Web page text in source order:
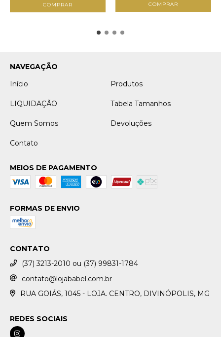
COMPRAR COMPRAR
NAVEGAÇÃO
Início
Produtos
LIQUIDAÇÃO Tabela Tamanhos
Quem Somos Devoluções
Contato
MEIOS DE PAGAMENTO
FORMAS DE ENVIO
CONTATO
(37) 3213-2010 ou (37) 99831-1784
contato@lojababel.com.br
RUA GOIÁS, 1045 - LOJA. CENTRO, DIVINÓPOLIS, MG
REDES SOCIAIS